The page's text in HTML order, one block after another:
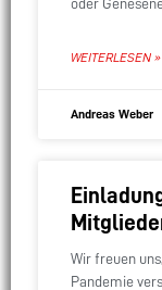
oder
WEITERLESEN »
Andreas Weber
Wir freuen
Pandemie